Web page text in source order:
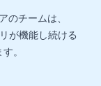
のチームは、
が機能し続ける
。